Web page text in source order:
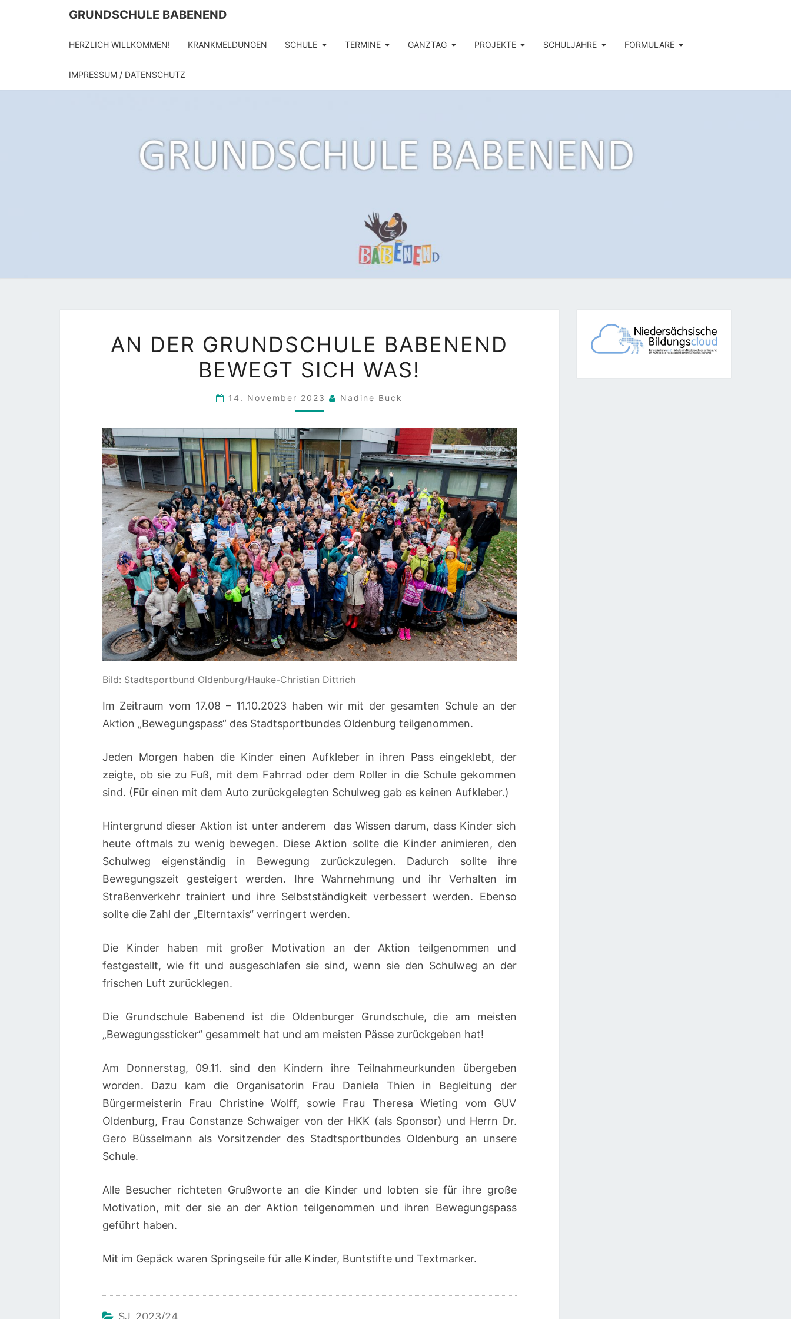
GRUNDSCHULE BABENEND
HERZLICH WILLKOMMEN! KRANKMELDUNGEN SCHULE TERMINE GANZTAG PROJEKTE SCHULJAHRE FORMULARE
IMPRESSUM / DATENSCHUTZ
GRUNDSCHULE
Babenend
DER
GRUNDSCHULE
BABENEND
BEWEGT
WAS!
AN DER GRUNDSCHULE BABENEND
BEWEGT SICH WAS!
14. November 2023 Nadine Buck
Bild: Stadtsportbund Oldenburg/Hauke-Christian Dittrich
Im Zeitraum vom 17.08 – 11.10.2023 haben wir mit der gesamten Schule an der
Aktion „Bewegungspass“ des Stadtsportbundes Oldenburg teilgenommen.
Jeden Morgen haben die Kinder einen Aufkleber in ihren Pass eingeklebt, der
zeigte, ob sie zu Fuß, mit dem Fahrrad oder dem Roller in die Schule gekommen
sind. (Für einen mit dem Auto zurückgelegten Schulweg gab es keinen Aufkleber.)
Hintergrund dieser Aktion ist unter anderem das Wissen darum, dass Kinder sich
heute oftmals zu wenig bewegen. Diese Aktion sollte die Kinder animieren, den
Schulweg eigenständig in Bewegung zurückzulegen. Dadurch sollte ihre
Bewegungszeit gesteigert werden. Ihre Wahrnehmung und ihr Verhalten im
Straßenverkehr trainiert und ihre Selbstständigkeit verbessert werden. Ebenso
sollte die Zahl der „Elterntaxis“ verringert werden.
Die Kinder haben mit großer Motivation an der Aktion teilgenommen und
festgestellt, wie fit und ausgeschlafen sie sind, wenn sie den Schulweg an der
frischen Luft zurücklegen.
Die Grundschule Babenend ist die Oldenburger Grundschule, die am meisten
„Bewegungssticker“ gesammelt hat und am meisten Pässe zurückgeben hat!
Am Donnerstag, 09.11. sind den Kindern ihre Teilnahmeurkunden übergeben
worden. Dazu kam die Organisatorin Frau Daniela Thien in Begleitung der
Bürgermeisterin Frau Christine Wolff, sowie Frau Theresa Wieting vom GUV
Oldenburg, Frau Constanze Schwaiger von der HKK (als Sponsor) und Herrn Dr.
Gero Büsselmann als Vorsitzender des Stadtsportbundes Oldenburg an unsere
Schule.
Alle Besucher richteten Grußworte an die Kinder und lobten sie für ihre große
Motivation, mit der sie an der Aktion teilgenommen und ihren Bewegungspass
geführt haben.
Mit im Gepäck waren Springseile für alle Kinder, Buntstifte und Textmarker.
SJ 2023/24